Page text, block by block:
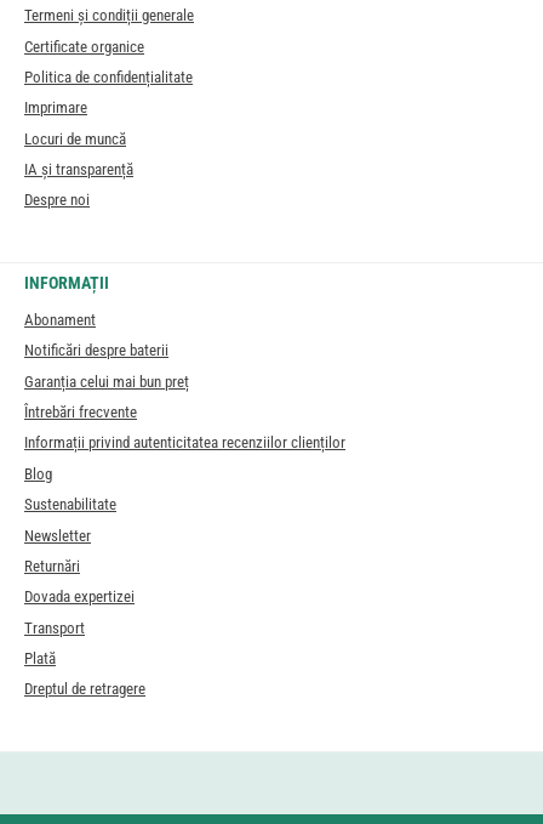
Termeni și condiții generale
Certificate organice
Politica de confidențialitate
Imprimare
Locuri de muncă
IA și transparență
Despre noi
INFORMAȚII
Abonament
Notificări despre baterii
Garanția celui mai bun preț
Întrebări frecvente
Informații privind autenticitatea recenziilor clienților
Blog
Sustenabilitate
Newsletter
Returnări
Dovada expertizei
Transport
Plată
Dreptul de retragere